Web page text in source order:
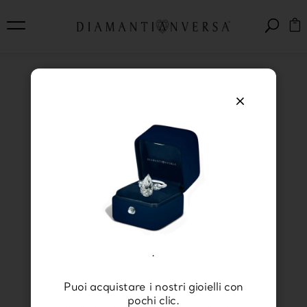
Storia e caratteristiche
dell’elegante e senza
tempo bracciale tennis
Puoi acquistare i nostri gioielli con
pochi clic.
×
.